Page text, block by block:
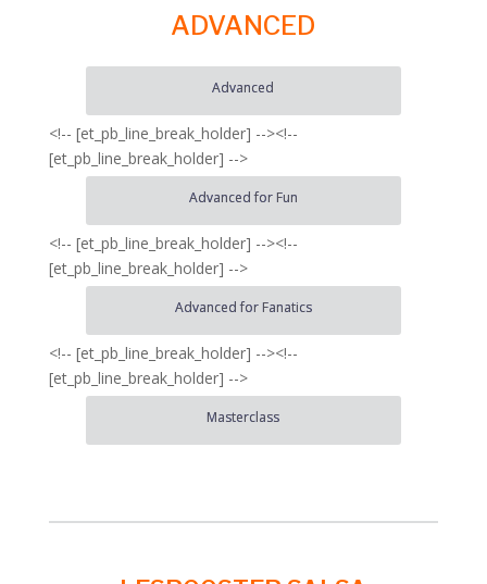
ADVANCED
Advanced
<!-- [et_pb_line_break_holder] --><!--
[et_pb_line_break_holder] -->
Advanced for Fun
<!-- [et_pb_line_break_holder] --><!--
[et_pb_line_break_holder] -->
Advanced for Fanatics
<!-- [et_pb_line_break_holder] --><!--
[et_pb_line_break_holder] -->
Masterclass